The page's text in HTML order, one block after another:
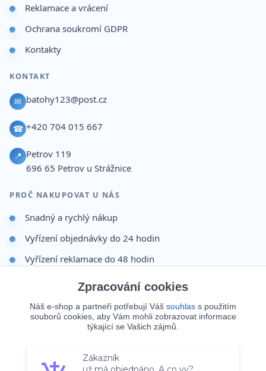
Reklamace a vrácení
Ochrana soukromí GDPR
Kontakty
KONTAKT
✉ batohy123@post.cz
☎ +420 704 015 667
📍 Petrov 119
696 65 Petrov u Strážnice
PROČ NAKUPOVAT U NÁS
Snadný a rychlý nákup
Vyřízení objednávky do 24 hodin
Vyřízení reklamace do 48 hodin
Dárek po dokončení objednávky
Doprava 65 Kč nad 499 Kč
Zpracování cookies
Náš e-shop a partneři potřebují Váš souhlas s použitím
souborů cookies, aby Vám mohli zobrazovat informace
týkající se Vašich zájmů.
Nastavení
Zákazník
už má objednáno. A co vy?